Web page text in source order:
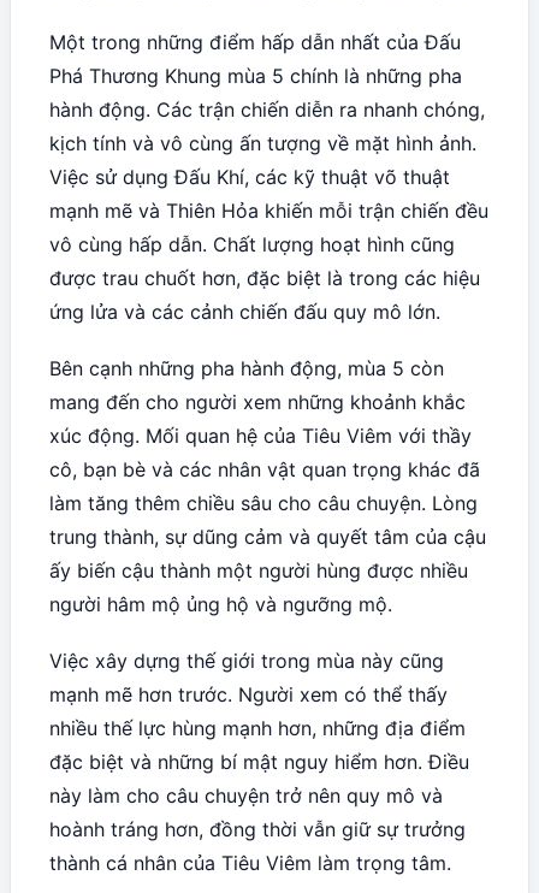
Một trong những điểm hấp dẫn nhất của Đấu
Phá Thương Khung mùa 5 chính là những pha
hành động. Các trận chiến diễn ra nhanh chóng,
kịch tính và vô cùng ấn tượng về mặt hình ảnh.
Việc sử dụng Đấu Khí, các kỹ thuật võ thuật
mạnh mẽ và Thiên Hỏa khiến mỗi trận chiến đều
vô cùng hấp dẫn. Chất lượng hoạt hình cũng
được trau chuốt hơn, đặc biệt là trong các hiệu
ứng lửa và các cảnh chiến đấu quy mô lớn.
Bên cạnh những pha hành động, mùa 5 còn
mang đến cho người xem những khoảnh khắc
xúc động. Mối quan hệ của Tiêu Viêm với thầy
cô, bạn bè và các nhân vật quan trọng khác đã
làm tăng thêm chiều sâu cho câu chuyện. Lòng
trung thành, sự dũng cảm và quyết tâm của cậu
ấy biến cậu thành một người hùng được nhiều
người hâm mộ ủng hộ và ngưỡng mộ.
Việc xây dựng thế giới trong mùa này cũng
mạnh mẽ hơn trước. Người xem có thể thấy
nhiều thế lực hùng mạnh hơn, những địa điểm
đặc biệt và những bí mật nguy hiểm hơn. Điều
này làm cho câu chuyện trở nên quy mô và
hoành tráng hơn, đồng thời vẫn giữ sự trưởng
thành cá nhân của Tiêu Viêm làm trọng tâm.